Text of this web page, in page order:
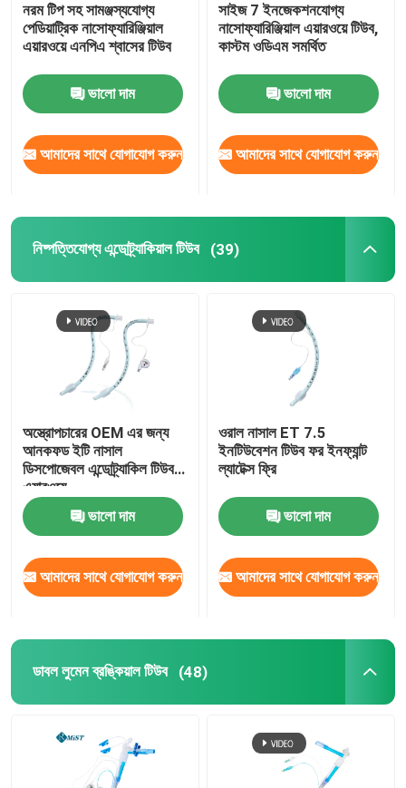
নরম টিপ সহ সামঞ্জস্যযোগ্য
পেডিয়াট্রিক নাসোফ্যারিঞ্জিয়াল
এয়ারওয়ে এনপিএ শ্বাসের টিউব
ভালো দাম
আমাদের সাথে যোগাযোগ করুন
সাইজ 7 ইনজেকশনযোগ্য
নাসোফ্যারিঞ্জিয়াল এয়ারওয়ে টিউব,
কাস্টম ওডিএম সমর্থিত
ভালো দাম
আমাদের সাথে যোগাযোগ করুন
নিষ্পত্তিযোগ্য এন্ডোট্র্যাকিয়াল টিউব (39)
অস্ত্রোপচারের OEM এর জন্য
আনকফড ইটি নাসাল
ডিসপোজেবল এন্ডোট্র্যাকিল টিউব
এয়ারওয়ে
ভালো দাম
আমাদের সাথে যোগাযোগ করুন
ওরাল নাসাল ET 7.5
ইনটিউবেশন টিউব ফর ইনফ্যান্ট
ল্যাটেক্স ফ্রি
ভালো দাম
আমাদের সাথে যোগাযোগ করুন
ডাবল লুমেন ব্রঙ্কিয়াল টিউব (48)